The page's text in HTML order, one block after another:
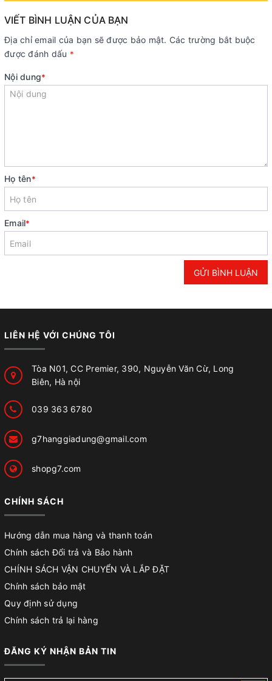
VIẾT BÌNH LUẬN CỦA BẠN
Địa chỉ email của bạn sẽ được bảo mật. Các trường bắt buộc
được đánh dấu *
Nội dung*
Họ tên*
Email*
GỬI BÌNH LUẬN
LIÊN HỆ VỚI CHÚNG TÔI
Tòa N01, CC Premier, 390, Nguyễn Văn Cừ, Long
Biên, Hà nội
039 363 6780
g7hanggiadung@gmail.com
shopg7.com
CHÍNH SÁCH
Hướng dẫn mua hàng và thanh toán
Chính sách Đổi trả và Bảo hành
CHÍNH SÁCH VẬN CHUYỂN VÀ LẮP ĐẶT
Chính sách bảo mật
Quy định sử dụng
Chính sách trả lại hàng
ĐĂNG KÝ NHẬN BẢN TIN